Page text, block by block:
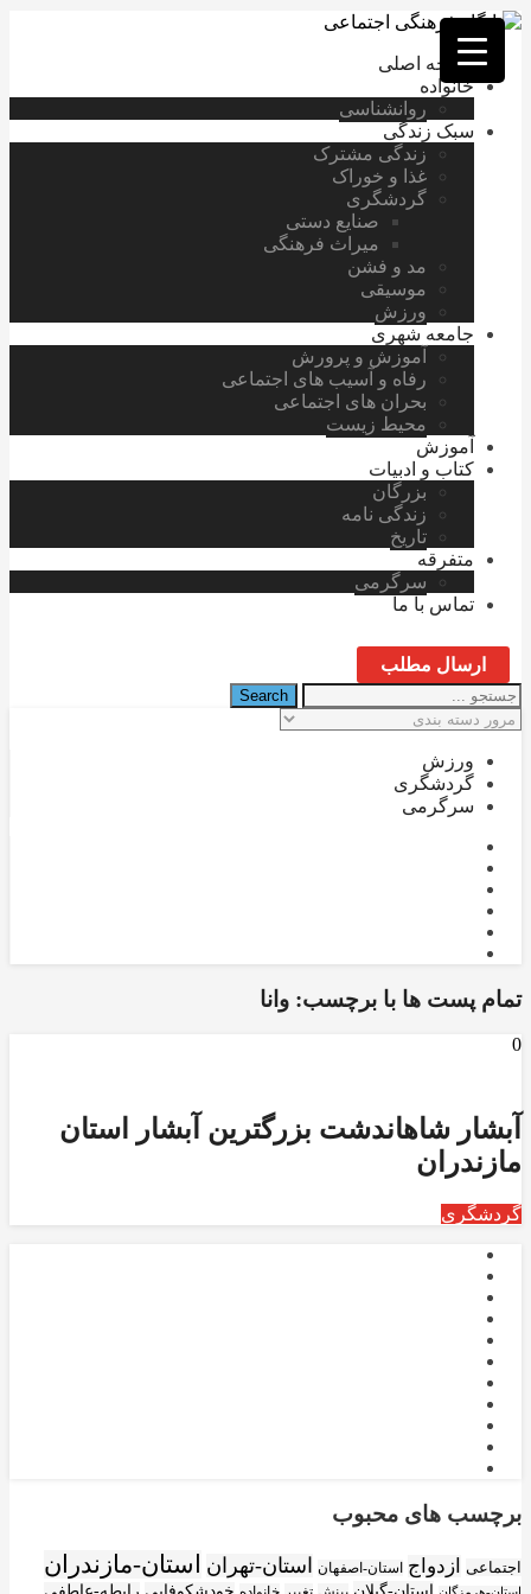
فصد
خون
غرب
تهران
خشکشویی
تصفیه
تهران
صفحه اصلی
خانواده
روانشناسی
سبک زندگی
زندگی مشترک
غذا و خوراک
گردشگری
صنایع دستی
میراث فرهنگی
مد و فشن
موسیقی
ورزش
جامعه شهری
آموزش و پرورش
رفاه و آسیب های اجتماعی
بحران های اجتماعی
محیط زیست
آموزش
کتاب و ادبیات
بزرگان
زندگی نامه
تاریخ
متفرقه
سرگرمی
تماس با ما
ارسال مطلب
ورزش
گردشگری
سرگرمی
تمام پست ها با برچسب: وانا
0
آبشار شاهاندشت بزرگترین آبشار استان
مازندران
گردشگری
برچسب های محبوب
اجتماعی ازدواج استان-اصفهان استان-تهران استان-مازندران
استان-گیلان